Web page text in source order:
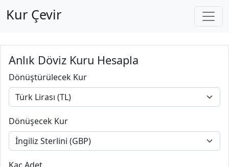
Kur Çevir
Anlık Döviz Kuru Hesapla
Dönüştürülecek Kur
Dönüşecek Kur